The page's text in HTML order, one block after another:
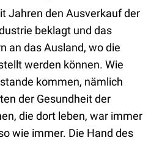
Jahren den Ausverkauf der
beklagt und das
an das Ausland, wo die
werden können. Wie
kommen, nämlich
der Gesundheit der
die dort leben, war immer
wie immer. Die Hand des